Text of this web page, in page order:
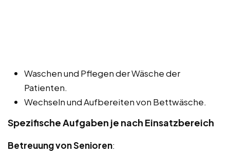
Waschen und Pflegen der Wäsche der
Patienten.
Wechseln und Aufbereiten von Bettwäsche.
Spezifische Aufgaben je nach Einsatzbereich
Betreuung von Senioren: